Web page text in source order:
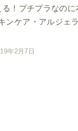
る！プチプラなのに
ンケア・アルジェ
年2月7日